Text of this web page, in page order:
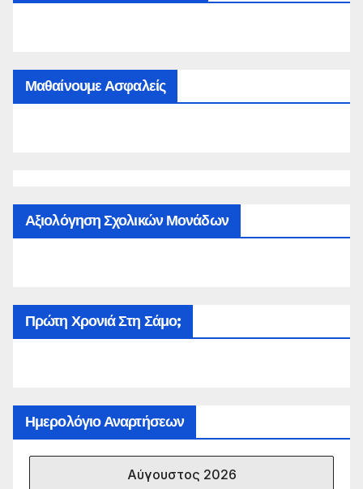
Μαθαίνουμε Ασφαλείς
Αξιολόγηση Σχολικών Μονάδων
Πρώτη Χρονιά Στη Σάμο;
Ημερολόγιο Αναρτήσεων
Αύγουστος 2026